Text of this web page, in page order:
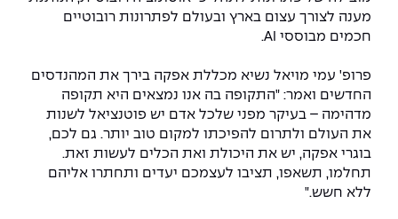
מענה לצורך עצום בארץ ובעולם לפתרונות רובוטיים
חכמים מבוססי AI.
פרופ' עמי מויאל נשיא מכללת אפקה בירך את המהנדסים
החדשים ואמר: "התקופה בה אנו נמצאים היא תקופה
מדהימה – בעיקר מפני שלכל אדם יש פוטנציאל לשנות
את העולם ולתרום להפיכתו למקום טוב יותר. גם לכם,
בוגרי אפקה, יש את היכולת ואת הכלים לעשות זאת.
תחלמו, תשאפו, תציבו לעצמכם יעדים ותחתרו אליהם
ללא חשש."
חדשות אפקה
כתבות
מדברים הנדסה (פודקאסט)
ידיעות מן העיתונות
כתבי עת
יחידות לימוד אקדמיות
היחידה למתמטיקה
היחידה לפיזיקה
היחידה לאנגלית
אופק – מרכזים לפיתוח מיומנויות
מועדוני סטודנטים
נבחרות הספורט
מעורבות חברתית
למה לעשות תואר שני באפקה?
מעטפת תמיכה וחוסן למשרתות
ולמשרתי המילואים – תשפ״ו
כנס עיבוד דיבור
מדד הכישורים